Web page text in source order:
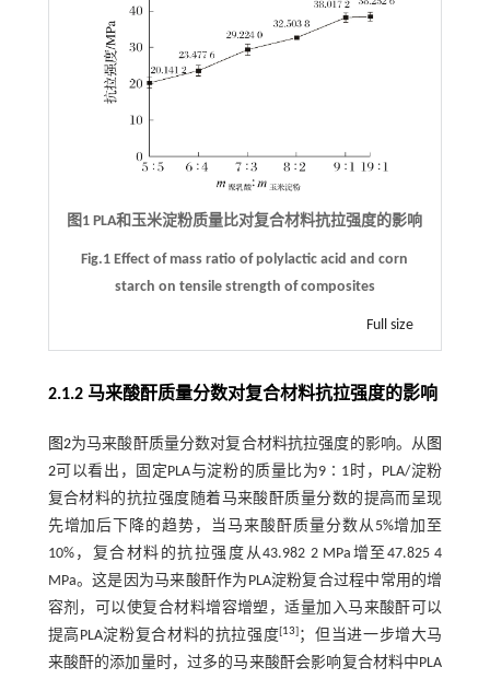
图1 PLA和玉米淀粉质量比对复合材料抗拉强度的影响
Fig.1 Effect of mass ratio of polylactic acid and corn
starch on tensile strength of composites
Full size
2.1.2 马来酸酐质量分数对复合材料抗拉强度的影响
图2为马来酸酐质量分数对复合材料抗拉强度的影响。从图
2可以看出，固定PLA与淀粉的质量比为9∶1时，PLA/淀粉
复合材料的抗拉强度随着马来酸酐质量分数的提高而呈现
先增加后下降的趋势，当马来酸酐质量分数从5%增加至
10%，复合材料的抗拉强度从43.982 2 MPa增至47.825 4
MPa。这是因为马来酸酐作为PLA淀粉复合过程中常用的增
容剂，可以使复合材料增容增塑，适量加入马来酸酐可以
提高PLA淀粉复合材料的抗拉强度[13] ；但当进一步增大马
来酸酐的添加量时，过多的马来酸酐会影响复合材料中PLA